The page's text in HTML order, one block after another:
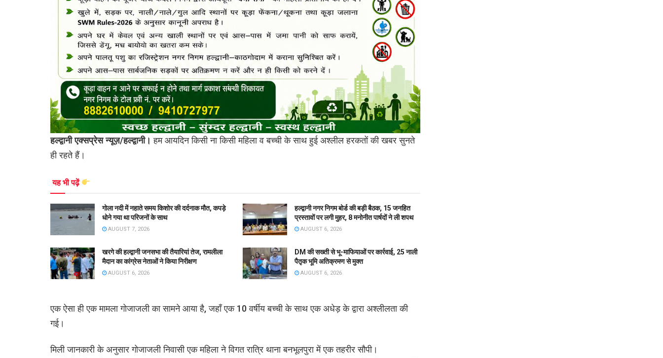
हल्द्वानी एक्सप्रेस न्यूज़/हल्द्वानी। हम आयदिन किसी ना किसी महिला व बच्ची के साथ हुई अश्लील हरकतों की खबर सुनते
ही रहते हैं।
यह भी पढ़ें
गोला नदी में नहाते समय किशोर की दर्दनाक मौत, कपड़े
धोने गया था परिजनों के साथ
AUGUST 7, 2026
हल्द्वानी नगर निगम बोर्ड की बड़ी बैठक, 15 जनहित
प्रस्तावों पर लगी मुहर, 8 मनोनीत पार्षदों ने ली शपथ
AUGUST 6, 2026
खरगे की हल्द्वानी जनसभा की तैयारियां तेज, रामलीला
मैदान का कांग्रेस नेताओं ने किया निरीक्षण
AUGUST 6, 2026
DM की सख्ती से भू-माफियाओं पर कार्रवाई, 25 नाली
पैतृक भूमि अतिक्रमण से मुक्त
AUGUST 6, 2026
एक ऐसा ही एक मामला गोजाजली का सामने आया है, जहाँ एक 10 वर्षीय बच्ची के साथ एक अधेड़ के द्वारा अश्लीलता की
गई।
मिली जानकारी के अनुसार गोजाजली निवासी एक महिला ने विगत रात्रि थाना बनभूलपुरा में एक तहरीर सौपी।